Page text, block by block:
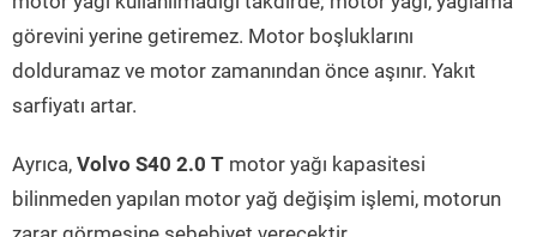
görevini yerine getiremez. Motor boşluklarını
dolduramaz ve motor zamanından önce aşınır. Yakıt
sarfiyatı artar.
Ayrıca, Volvo S40 2.0 T motor yağı kapasitesi
bilinmeden yapılan motor yağ değişim işlemi, motorun